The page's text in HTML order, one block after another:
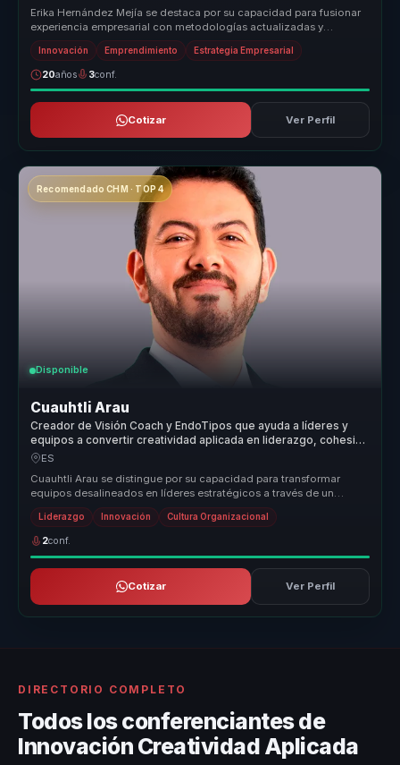
Erika Hernández Mejía se destaca por su capacidad para fusionar
experiencia empresarial con metodologías actualizadas y
storytelling insp...
Innovación Emprendimiento Estrategia Empresarial
20años 3conf.
Cotizar Ver Perfil
Recomendado CHM · TOP 4
Disponible
Cuauhtli Arau
Creador de Visión Coach y EndoTipos que ayuda a líderes y
equipos a convertir creatividad aplicada en liderazgo, cohesión
e innovación.
ES
Cuauhtli Arau se distingue por su capacidad para transformar
equipos desalineados en líderes estratégicos a través de un
enfoque único qu...
Liderazgo Innovación Cultura Organizacional
2conf.
Cotizar Ver Perfil
DIRECTORIO COMPLETO
Todos los conferenciantes de
Innovación Creatividad Aplicada